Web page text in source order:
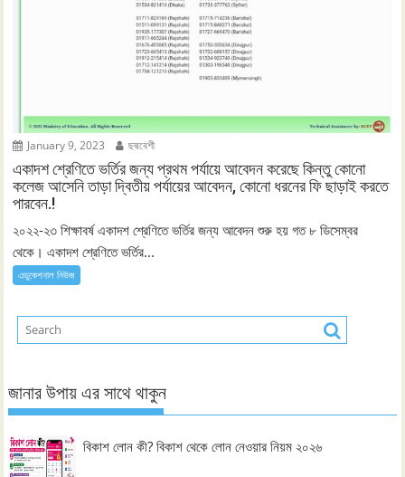
January 9, 2023 ছদ্মবেশী
একাদশ শ্রেণিতে ভর্তির জন্য প্রথম পর্যায়ে আবেদন করেছে কিন্তু কোনো
কলেজ আসেনি তাড়া দ্বিতীয় পর্যায়ের আবেদন, কোনো ধরনের ফি ছাড়াই করতে
পারবেন.!
২০২২-২৩ শিক্ষাবর্ষ একাদশ শ্রেণিতে ভর্তির জন্য আবেদন শুরু হয় গত ৮ ডিসেম্বর
থেকে। একাদশ শ্রেণিতে ভর্তির...
এডুকেশনাল নিউজ
জানার উপায় এর সাথে থাকুন
বিকাশ লোন কী? বিকাশ থেকে লোন নেওয়ার নিয়ম ২০২৬